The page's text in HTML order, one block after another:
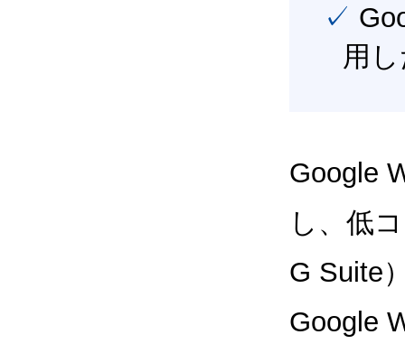
✓ Google Workspace（旧G Suite） を最大限に活
用
Google
し、低
G Suite
Google